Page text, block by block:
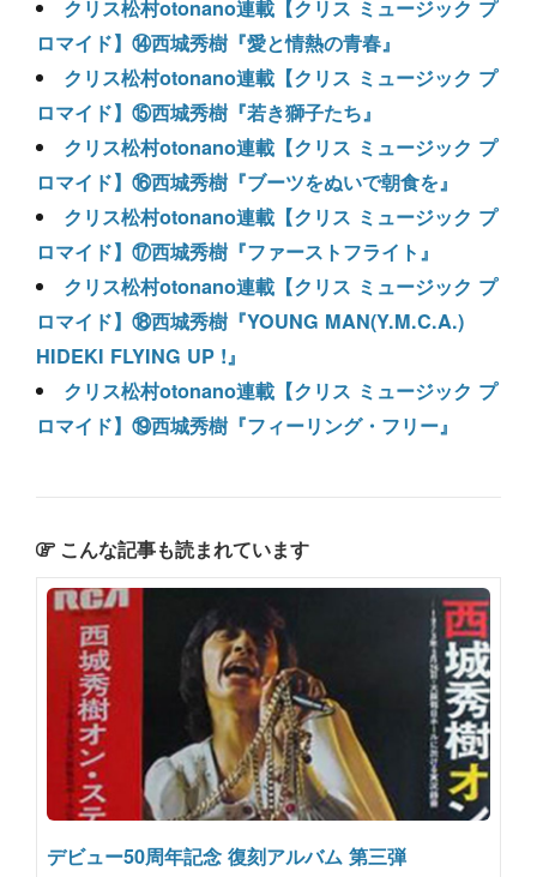
クリス松村otonano連載【クリス ミュージック プ
ロマイド】⑭西城秀樹『愛と情熱の青春』
クリス松村otonano連載【クリス ミュージック プ
ロマイド】⑮西城秀樹『若き獅子たち』
クリス松村otonano連載【クリス ミュージック プ
ロマイド】⑯西城秀樹『ブーツをぬいで朝食を』
クリス松村otonano連載【クリス ミュージック プ
ロマイド】⑰西城秀樹『ファーストフライト』
クリス松村otonano連載【クリス ミュージック プ
ロマイド】⑱西城秀樹『YOUNG MAN(Y.M.C.A.)
HIDEKI FLYING UP !』
クリス松村otonano連載【クリス ミュージック プ
ロマイド】⑲西城秀樹『フィーリング・フリー』
こんな記事も読まれています
デビュー50周年記念 復刻アルバム 第三弾